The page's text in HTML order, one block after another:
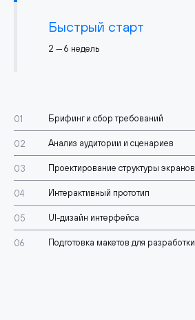
Быстрый старт
2 — 6 недель
Брифинг и сбор требований
Анализ аудитории и сценариев
Проектирование структуры экранов
Интерактивный прототип
UI-дизайн интерфейса
Подготовка макетов для разработки